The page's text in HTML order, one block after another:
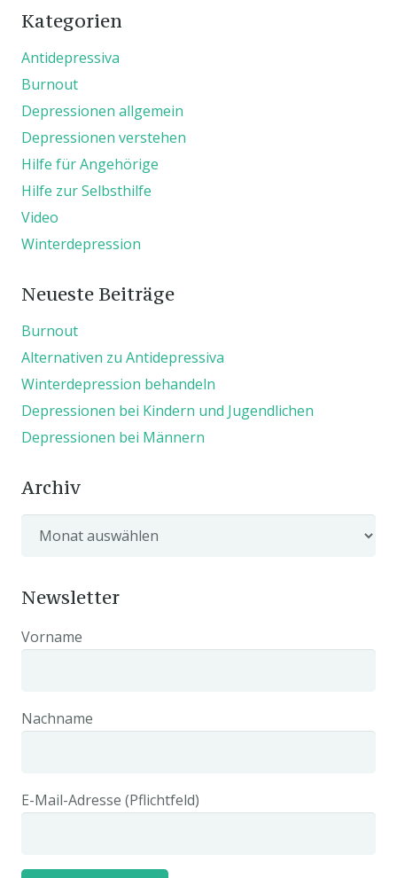
Kategorien
Antidepressiva
Burnout
Depressionen allgemein
Depressionen verstehen
Hilfe für Angehörige
Hilfe zur Selbsthilfe
Video
Winterdepression
Neueste Beiträge
Burnout
Alternativen zu Antidepressiva
Winterdepression behandeln
Depressionen bei Kindern und Jugendlichen
Depressionen bei Männern
Archiv
Archiv
Newsletter
Vorname
Nachname
E-Mail-Adresse (Pflichtfeld)